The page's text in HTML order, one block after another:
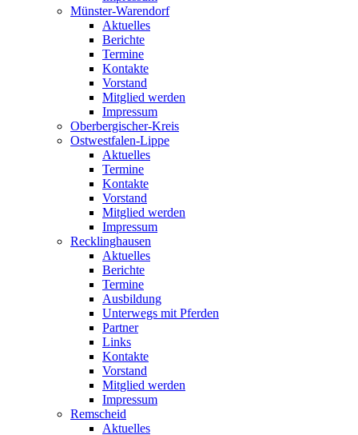
Münster-Warendorf
Aktuelles
Berichte
Termine
Kontakte
Vorstand
Mitglied werden
Impressum
Oberbergischer-Kreis
Ostwestfalen-Lippe
Aktuelles
Termine
Kontakte
Vorstand
Mitglied werden
Impressum
Recklinghausen
Aktuelles
Berichte
Termine
Ausbildung
Unterwegs mit Pferden
Partner
Links
Kontakte
Vorstand
Mitglied werden
Impressum
Remscheid
Aktuelles